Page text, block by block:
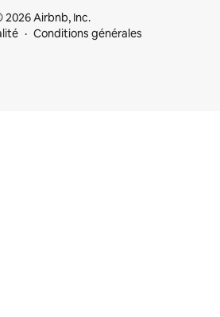
2026 Airbnb, Inc.
Conditions générales